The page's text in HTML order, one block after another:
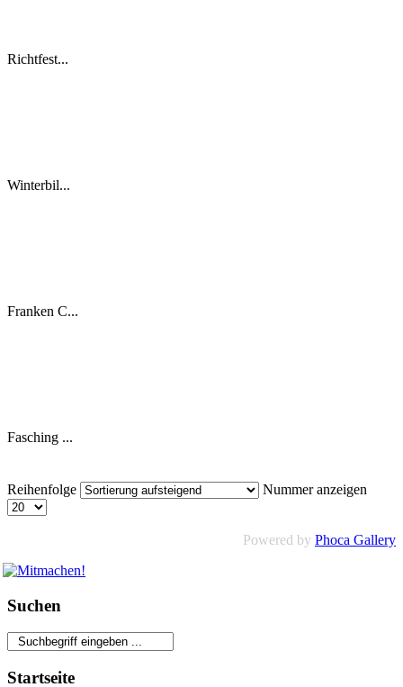
Richtfest...
Winterbil...
Franken C...
Fasching ...
Reihenfolge Nummer anzeigen
Powered by Phoca Gallery
Suchen
Startseite